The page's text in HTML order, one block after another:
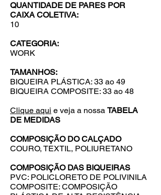
QUANTIDADE DE PARES POR
CAIXA COLETIVA:
10
CATEGORIA:
WORK
TAMANHOS:
BIQUEIRA PLÁSTICA: 33 ao 49
BIQUEIRA COMPOSITE: 33 ao 48
Clique aqui e veja a nossa TABELA
DE MEDIDAS
COMPOSIÇÃO DO CALÇADO
COURO, TEXTIL, POLIURETANO
COMPOSIÇÃO DAS BIQUEIRAS
PVC: POLICLORETO DE POLIVINILA
COMPOSITE: COMPOSIÇÃO